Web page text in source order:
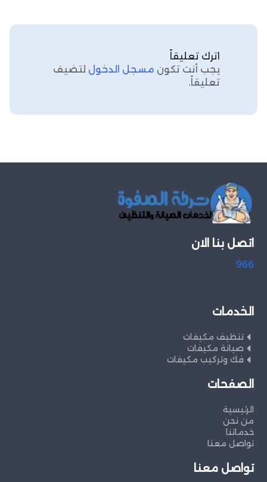
اترك تعليقاً
يجب أنت تكون مسجل الدخول لتضيف
تعليقاً.
اتصل بنا الان
966
الخدمات
تنظيف مكيفات
صيانة مكيفات
فك وتركيب مكيفات
الصفحات
الرئيسية
من نحن
خدماتنا
تواصل معنا
تواصل معنا